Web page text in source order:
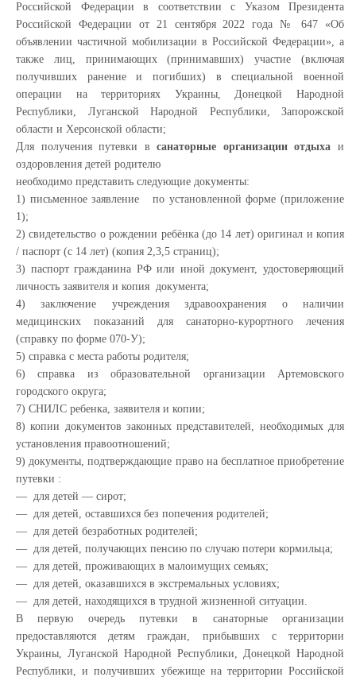
Российской Федерации в соответствии с Указом Президента
Российской Федерации от 21 сентября 2022 года № 647 «Об
объявлении частичной мобилизации в Российской Федерации», а
также лиц, принимающих (принимавших) участие (включая
получивших ранение и погибших) в специальной военной
операции на территориях Украины, Донецкой Народной
Республики, Луганской Народной Республики, Запорожской
области и Херсонской области;
Для получения путевки всанаторные организации отдыха и
оздоровления детей родителю
необходимо представить следующие документы:
1) письменное заявление по установленной форме (приложение
1);
2) свидетельство о рождении ребёнка (до 14 лет) оригинал и копия
/ паспорт (с 14 лет) (копия 2,3,5 страниц);
3) паспорт гражданина РФ или иной документ, удостоверяющий
личность заявителя и копия документа;
4) заключение учреждения здравоохранения о наличии
медицинских показаний для санаторно-курортного лечения
(справку по форме 070-У);
5) справка с места работы родителя;
6) справка из образовательной организации Артемовского
городского округа;
7) СНИЛС ребенка, заявителя и копии;
8) копии документов законных представителей, необходимых для
установления правоотношений;
9) документы, подтверждающие право на бесплатное приобретение
путевки :
— для детей — сирот;
— для детей, оставшихся без попечения родителей;
— для детей безработных родителей;
— для детей, получающих пенсию по случаю потери кормильца;
— для детей, проживающих в малоимущих семьях;
— для детей, оказавшихся в экстремальных условиях;
— для детей, находящихся в трудной жизненной ситуации.
В первую очередь путевки в санаторные организации
предоставляются детям граждан, прибывших с территории
Украины, Луганской Народной Республики, Донецкой Народной
Республики, и получивших убежище на территории Российской